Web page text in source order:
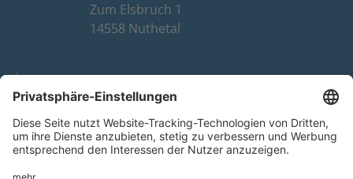
Zum Elsbruch 1
14558 Nuthetal
Impressum
Datenschutz
FAQ